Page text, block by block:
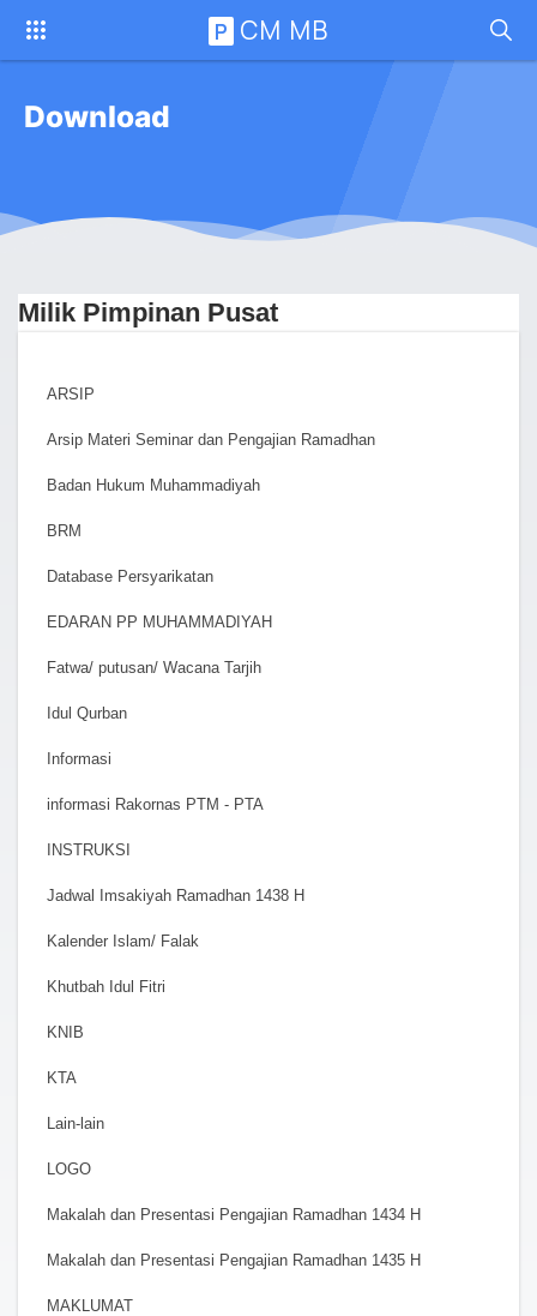
P CM MB
Download
Milik Pimpinan Pusat
ARSIP
Arsip Materi Seminar dan Pengajian Ramadhan
Badan Hukum Muhammadiyah
BRM
Database Persyarikatan
EDARAN PP MUHAMMADIYAH
Fatwa/ putusan/ Wacana Tarjih
Idul Qurban
Informasi
informasi Rakornas PTM - PTA
INSTRUKSI
Jadwal Imsakiyah Ramadhan 1438 H
Kalender Islam/ Falak
Khutbah Idul Fitri
KNIB
KTA
Lain-lain
LOGO
Makalah dan Presentasi Pengajian Ramadhan 1434 H
Makalah dan Presentasi Pengajian Ramadhan 1435 H
MAKLUMAT